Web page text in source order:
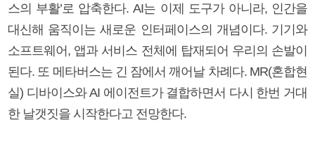
스의 부활’로 압축한다. AI는 이제 도구가 아니라, 인간을
대신해 움직이는 새로운 인터페이스의 개념이다. 기기와
소프트웨어, 앱과 서비스 전체에 탑재되어 우리의 손발이
된다. 또 메타버스는 긴 잠에서 깨어날 차례다. MR(혼합현
실) 디바이스와 AI 에이전트가 결합하면서 다시 한번 거대
한 날갯짓을 시작한다고 전망한다.